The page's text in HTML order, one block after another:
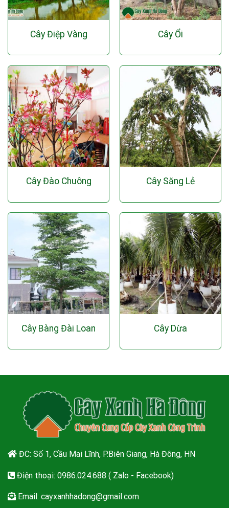
Cây Điệp Vàng Cây Ổi
Cây Đào Chuông Cây Săng Lẻ
Cây Bàng Đài Loan Cây Dừa
ĐC: Số 1, Cầu Mai Lĩnh, P.Biên Giang, Hà Đông, HN
Điện thoại: 0986.024.688 ( Zalo - Facebook)
Email: cayxanhhadong@gmail.com